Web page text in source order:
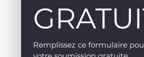
Remplissez ce formulaire